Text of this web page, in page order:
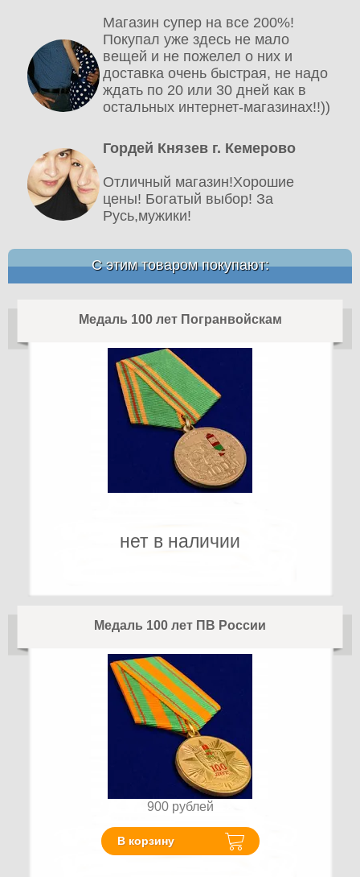
Магазин супер на все 200%!
Покупал уже здесь не мало
вещей и не пожелел о них и
доставка очень быстрая, не надо
ждать по 20 или 30 дней как в
остальных интернет-магазинах!!))
Гордей Князев г. Кемерово
Отличный магазин!Хорошие
цены! Богатый выбор! За
Русь,мужики!
С этим товаром покупают:
Медаль 100 лет Погранвойскам
нет в наличии
Медаль 100 лет ПВ России
900 рублей
В корзину